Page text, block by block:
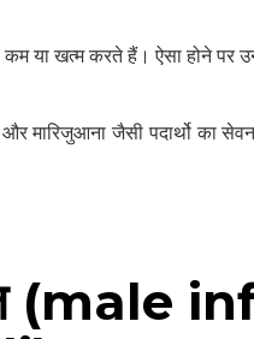
या खत्म करते हैं। ऐसा होने पर
और मारिजुआना जैसी पदार्थो का
(male